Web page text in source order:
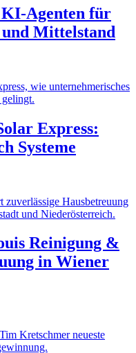
Agenten für
Mittelstand
Express:
Systeme
Reinigung &
in Wiener